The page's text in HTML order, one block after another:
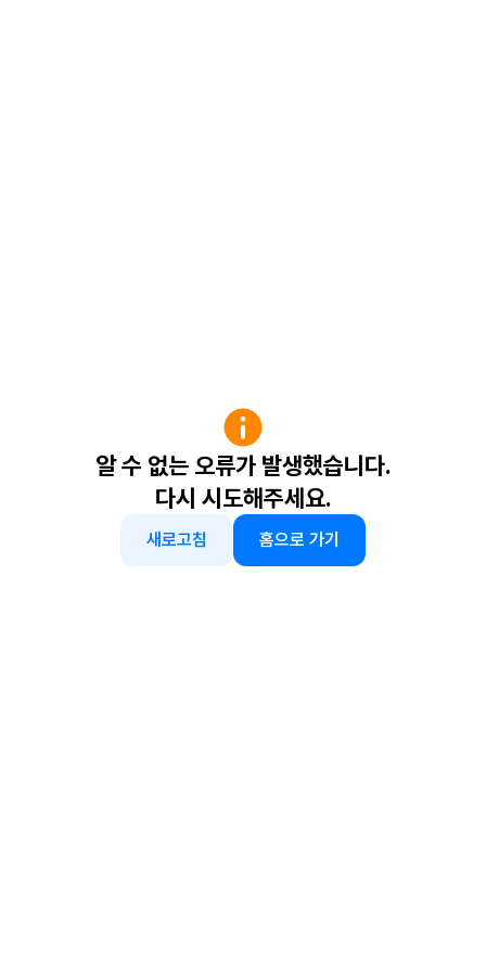
알 수 없는 오류가 발생했습니다.
다시 시도해주세요.
새로고침 홈으로 가기